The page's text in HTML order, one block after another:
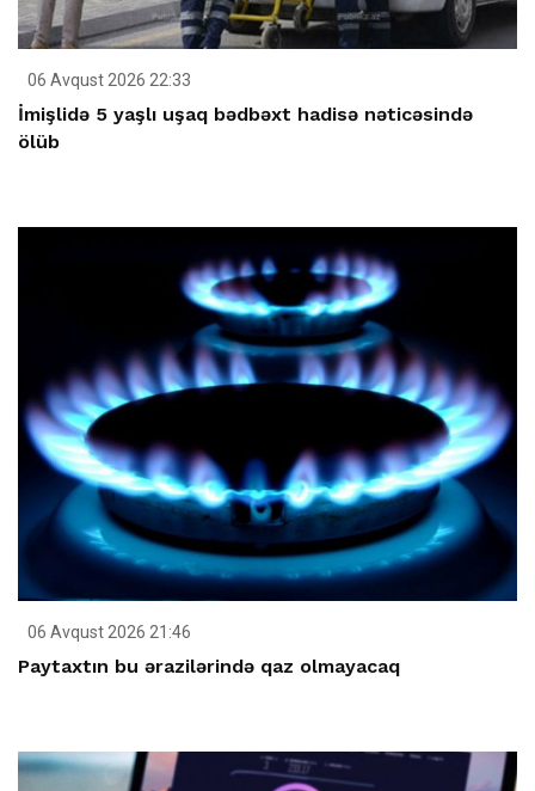
06 Avqust 2026 22:33
İmişlidə 5 yaşlı uşaq bədbəxt hadisə nəticəsində
ölüb
06 Avqust 2026 21:46
Paytaxtın bu ərazilərində qaz olmayacaq